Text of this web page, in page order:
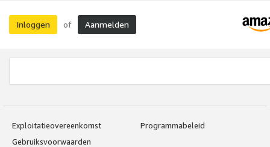
Inloggen of Aanmelden
Exploitatieovereenkomst
Programmabeleid
Gebruiksvoorwaarden